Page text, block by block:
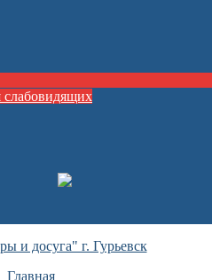
слабовидящих
и досуга" г. Гурьевск
Главная